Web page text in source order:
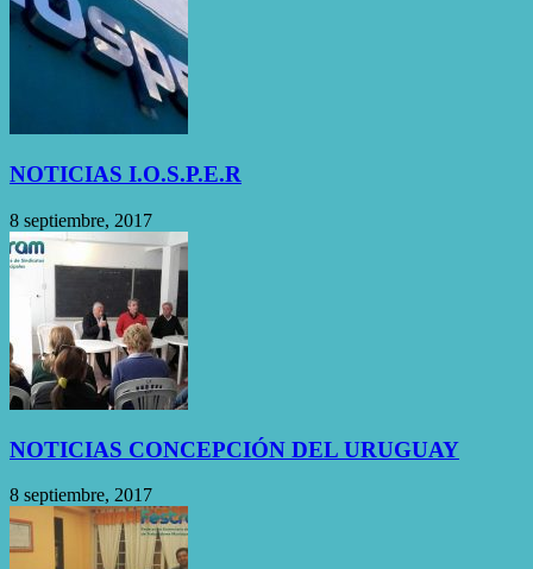
NOTICIAS I.O.S.P.E.R
8 septiembre, 2017
NOTICIAS CONCEPCIÓN DEL URUGUAY
8 septiembre, 2017